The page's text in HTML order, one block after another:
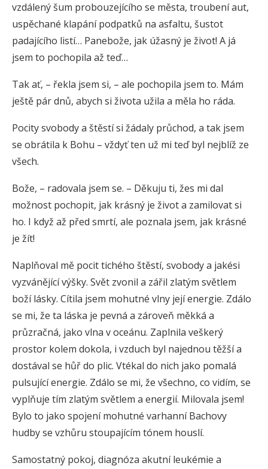
vzdálený šum probouzejícího se města, troubení aut,
uspěchané klapání podpatků na asfaltu, šustot
padajícího listí… Panebože, jak úžasný je život! A já
jsem to pochopila až teď…
Tak ať, – řekla jsem si, – ale pochopila jsem to. Mám
ještě pár dnů, abych si života užila a měla ho ráda.
Pocity svobody a štěstí si žádaly průchod, a tak jsem
se obrátila k Bohu – vždyť ten už mi teď byl nejblíž ze
všech.
Bože, – radovala jsem se. – Děkuju ti, žes mi dal
možnost pochopit, jak krásný je život a zamilovat si
ho. I když až před smrtí, ale poznala jsem, jak krásné
je žít!
Naplňoval mě pocit tichého štěstí, svobody a jakési
vyzvánějící výšky. Svět zvonil a zářil zlatým světlem
boží lásky. Cítila jsem mohutné vlny její energie. Zdálo
se mi, že ta láska je pevná a zároveň měkká a
průzračná, jako vlna v oceánu. Zaplnila veškerý
prostor kolem dokola, i vzduch byl najednou těžší a
dostával se hůř do plic. Vtékal do nich jako pomalá
pulsující energie. Zdálo se mi, že všechno, co vidím, se
vyplňuje tím zlatým světlem a energií. Milovala jsem!
Bylo to jako spojení mohutné varhanní Bachovy
hudby se vzhůru stoupajícím tónem houslí.
Samostatný pokoj, diagnóza akutní leukémie a